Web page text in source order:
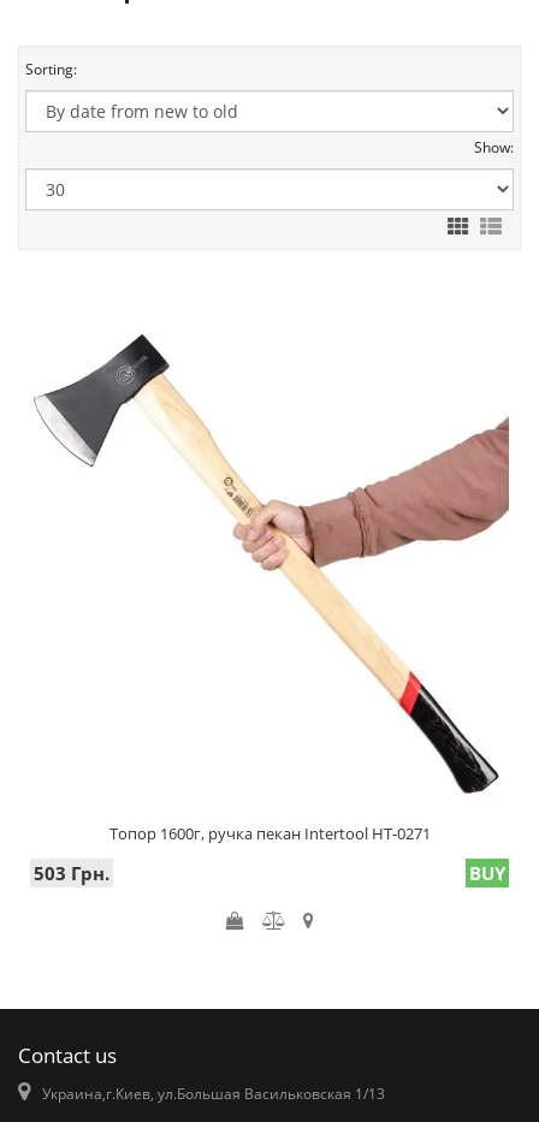
Sorting:
Show:
Топор 1600г, ручка пекан Intertool HT-0271
503 Грн. BUY
Contact us
Украина,г.Киев, ул.Большая Васильковская 1/13